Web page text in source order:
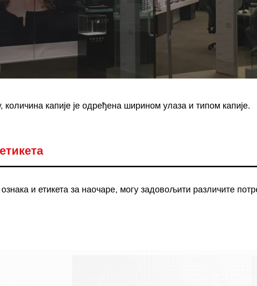
капије је одређена ширином улаза и типом капије.
и етикета за наочаре, могу задовољити различите